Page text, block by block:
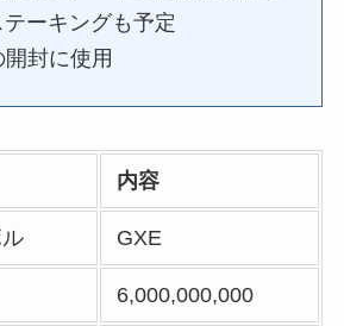
ーキングも予定
封に使用
内容
GXE
6,000,000,000